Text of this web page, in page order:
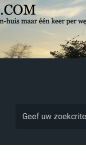
Skip to main content